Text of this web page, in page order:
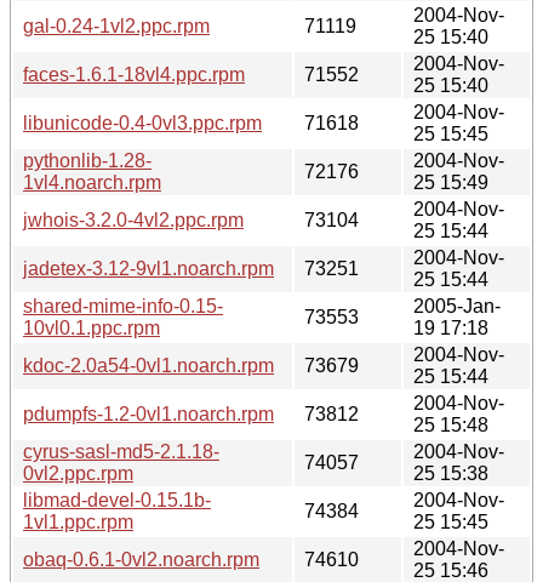
gal-0.24-1vl2.ppc.rpm
71119
2004-Nov-
25 15:40
faces-1.6.1-18vl4.ppc.rpm
71552
2004-Nov-
25 15:40
libunicode-0.4-0vl3.ppc.rpm
71618
2004-Nov-
25 15:45
pythonlib-1.28-
1vl4.noarch.rpm
72176
2004-Nov-
25 15:49
jwhois-3.2.0-4vl2.ppc.rpm
73104
2004-Nov-
25 15:44
jadetex-3.12-9vl1.noarch.rpm
73251
2004-Nov-
25 15:44
shared-mime-info-0.15-
10vl0.1.ppc.rpm
73553
2005-Jan-
19 17:18
kdoc-2.0a54-0vl1.noarch.rpm
73679
2004-Nov-
25 15:44
pdumpfs-1.2-0vl1.noarch.rpm
73812
2004-Nov-
25 15:48
cyrus-sasl-md5-2.1.18-
0vl2.ppc.rpm
74057
2004-Nov-
25 15:38
libmad-devel-0.15.1b-
1vl1.ppc.rpm
74384
2004-Nov-
25 15:45
obaq-0.6.1-0vl2.noarch.rpm
74610
2004-Nov-
25 15:46